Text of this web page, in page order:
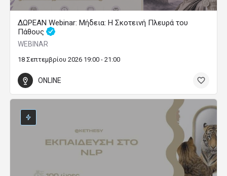
ΔΩΡΕΑΝ Webinar: Μήδεια: Η Σκοτεινή Πλευρά του
Πάθους
WEBINAR
18 Σεπτεμβρίου 2026 19:00 - 21:00
ONLINE